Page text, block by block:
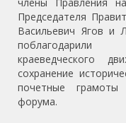
Председателя
Васильевич Ягов и
поблагодарили
краеведческого
сохранение
почетные
форума.